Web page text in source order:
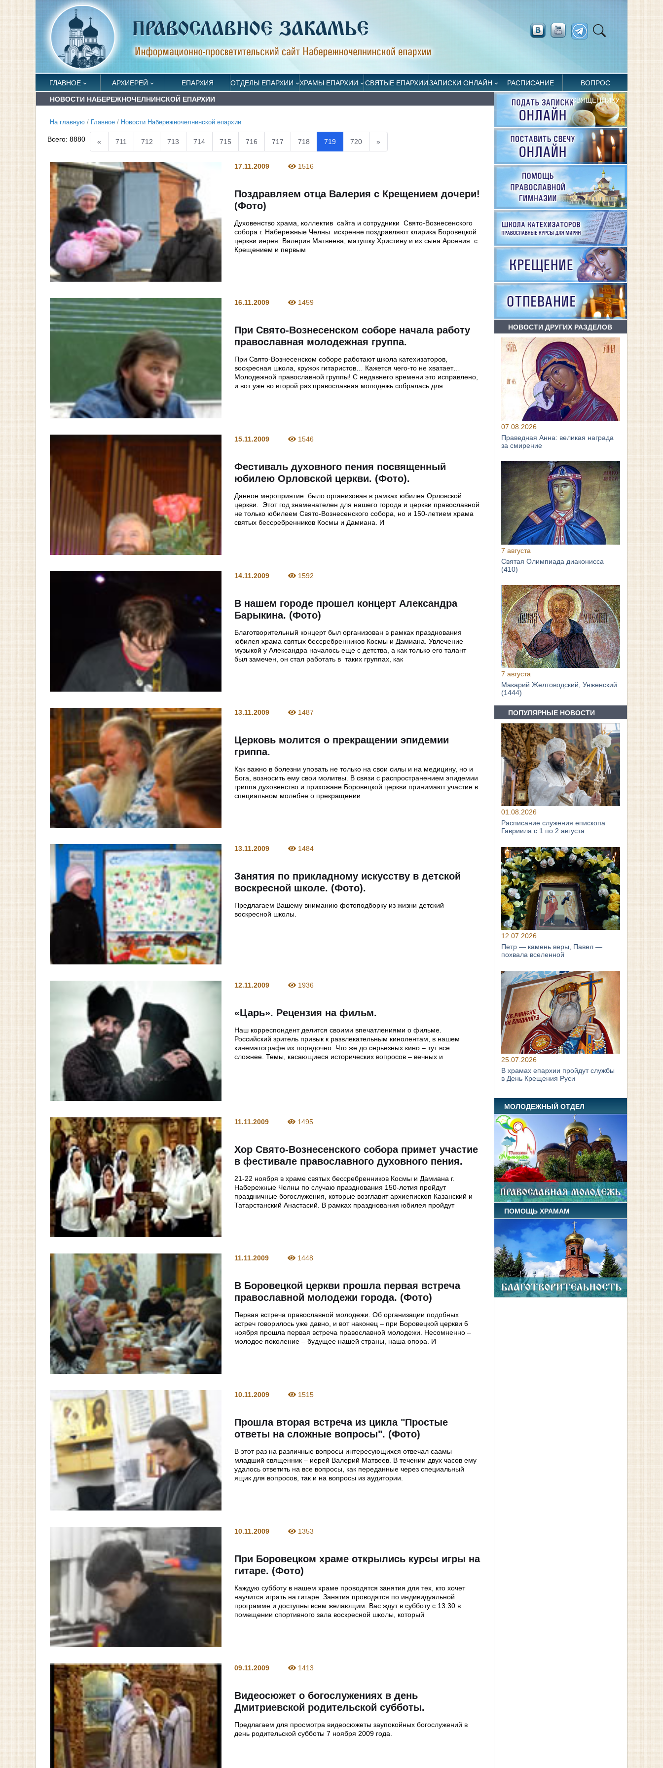
ГЛАВНОЕ АРХИЕРЕЙ ЕПАРХИЯ ОТДЕЛЫ ЕПАРХИИ ХРАМЫ ЕПАРХИИ СВЯТЫЕ ЕПАРХИИЗАПИСКИ ОНЛАЙН РАСПИСАНИЕ ВОПРОС
СВЯЩЕННИКУ
НОВОСТИ НАБЕРЕЖНОЧЕЛНИНСКОЙ ЕПАРХИИ
На главную / Главное / Новости Набережночелнинской епархии
Всего:8880 « 711 712 713 714 715 716 717 718 719 720 »
17.11.2009 1516
Поздравляем отца Валерия с Крещением дочери!
(Фото)
Духовенство храма, коллектив сайта и сотрудники Свято-Вознесенского
собора г. Набережные Челны искренне поздравляют клирика Боровецкой
церкви иерея Валерия Матвеева, матушку Христину и их сына Арсения с
Крещением и первым
16.11.2009 1459
При Свято-Вознесенском соборе начала работу
православная молодежная группа.
При Свято-Вознесенском соборе работают школа катехизаторов,
воскресная школа, кружок гитаристов… Кажется чего-то не хватает…
Молодежной православной группы! С недавнего времени это исправлено,
и вот уже во второй раз православная молодежь собралась для
15.11.2009 1546
Фестиваль духовного пения посвященный
юбилею Орловской церкви. (Фото).
Данное мероприятие было организован в рамках юбилея Орловской
церкви. Этот год знаменателен для нашего города и церкви православной
не только юбилеем Свято-Вознесенского собора, но и 150-летием храма
святых бессребренников Космы и Дамиана. И
14.11.2009 1592
В нашем городе прошел концерт Александра
Барыкина. (Фото)
Благотворительный концерт был организован в рамках празднования
юбилея храма святых бессребренников Космы и Дамиана. Увлечение
музыкой у Александра началось еще с детства, а как только его талант
был замечен, он стал работать в таких группах, как
13.11.2009 1487
Церковь молится о прекращении эпидемии
гриппа.
Как важно в болезни уповать не только на свои силы и на медицину, но и
Бога, возносить ему свои молитвы. В связи с распространением эпидемии
гриппа духовенство и прихожане Боровецкой церкви принимают участие в
специальном молебне о прекращении
13.11.2009 1484
Занятия по прикладному искусству в детской
воскресной школе. (Фото).
Предлагаем Вашему вниманию фотоподборку из жизни детский
воскресной школы.
12.11.2009 1936
«Царь». Рецензия на фильм.
Наш корреспондент делится своими впечатлениями о фильме.
Российский зритель привык к развлекательным кинолентам, в нашем
кинематографе их порядочно. Что же до серьезных кино – тут все
сложнее. Темы, касающиеся исторических вопросов – вечных и
11.11.2009 1495
Хор Свято-Вознесенского собора примет участие
в фестивале православного духовного пения.
21-22 ноября в храме святых бессребренников Космы и Дамиана г.
Набережные Челны по случаю празднования 150-летия пройдут
праздничные богослужения, которые возглавит архиепископ Казанский и
Татарстанский Анастасий. В рамках празднования юбилея пройдут
11.11.2009 1448
В Боровецкой церкви прошла первая встреча
православной молодежи города. (Фото)
Первая встреча православной молодежи. Об организации подобных
встреч говорилось уже давно, и вот наконец – при Боровецкой церкви 6
ноября прошла первая встреча православной молодежи. Несомненно –
молодое поколение – будущее нашей страны, наша опора. И
10.11.2009 1515
Прошла вторая встреча из цикла "Простые
ответы на сложные вопросы". (Фото)
В этот раз на различные вопросы интересующихся отвечал саамы
младший священник – иерей Валерий Матвеев. В течении двух часов ему
удалось ответить на все вопросы, как переданные через специальный
ящик для вопросов, так и на вопросы из аудитории.
10.11.2009 1353
При Боровецком храме открылись курсы игры на
гитаре. (Фото)
Каждую субботу в нашем храме проводятся занятия для тех, кто хочет
научится играть на гитаре. Занятия проводятся по индивидуальной
программе и доступны всем желающим. Вас ждут в субботу с 13:30 в
помещении спортивного зала воскресной школы, который
09.11.2009 1413
Видеосюжет о богослужениях в день
Дмитриевской родительской субботы.
Предлагаем для просмотра видеосюжеты заупокойных богослужений в
день родительской субботы 7 ноября 2009 года.
НОВОСТИ ДРУГИХ РАЗДЕЛОВ
07.08.2026
Праведная Анна: великая награда
за смирение
7 августа
Святая Олимпиада диаконисса
(410)
7 августа
Макарий Желтоводский, Унженский
(1444)
ПОПУЛЯРНЫЕ НОВОСТИ
01.08.2026
Расписание служения епископа
Гавриила с 1 по 2 августа
12.07.2026
Петр — камень веры, Павел —
похвала вселенной
25.07.2026
В храмах епархии пройдут службы
в День Крещения Руси
МОЛОДЕЖНЫЙ ОТДЕЛ
ПОМОЩЬ ХРАМАМ